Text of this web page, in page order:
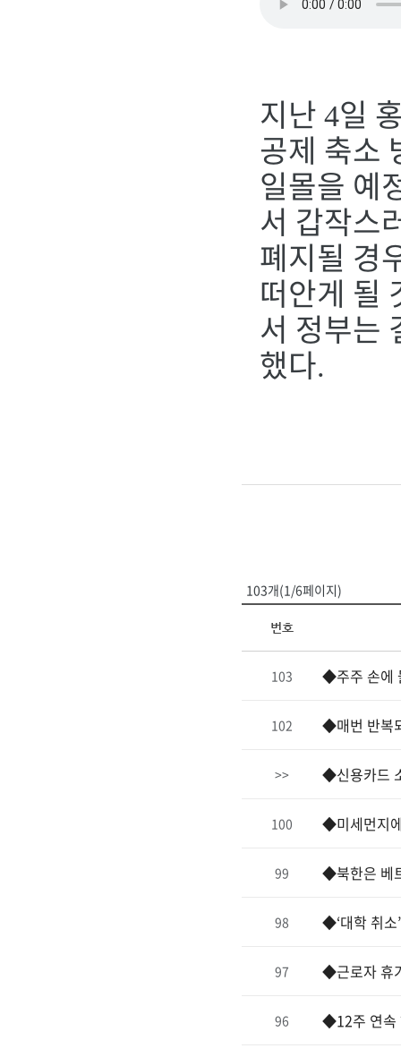
지난 4일
공제 축소
일몰을 예
서 갑작스
폐지될 경
떠안게 될
서 정부는
했다.
103개(1/6페이지)
번호
103 ◆주주 손에
102 ◆매번 반복
>> ◆신용카드
100 ◆미세먼지
99 ◆북한은 베
98 ◆‘대학 취
97 ◆근로자 휴
96 ◆12주 연속